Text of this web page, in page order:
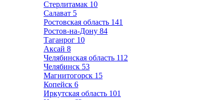
Стерлитамак 10
Салават 5
Ростовская область 141
Ростов-на-Дону 84
Таганрог 10
Аксай 8
Челябинская область 112
Челябинск 53
Магнитогорск 15
Копейск 6
Иркутская область 101